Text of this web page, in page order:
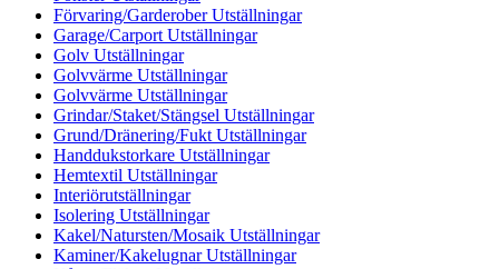
Förvaring/Garderober Utställningar
Garage/Carport Utställningar
Golv Utställningar
Golvvärme Utställningar
Golvvärme Utställningar
Grindar/Staket/Stängsel Utställningar
Grund/Dränering/Fukt Utställningar
Handdukstorkare Utställningar
Hemtextil Utställningar
Interiörutställningar
Isolering Utställningar
Kakel/Natursten/Mosaik Utställningar
Kaminer/Kakelugnar Utställningar